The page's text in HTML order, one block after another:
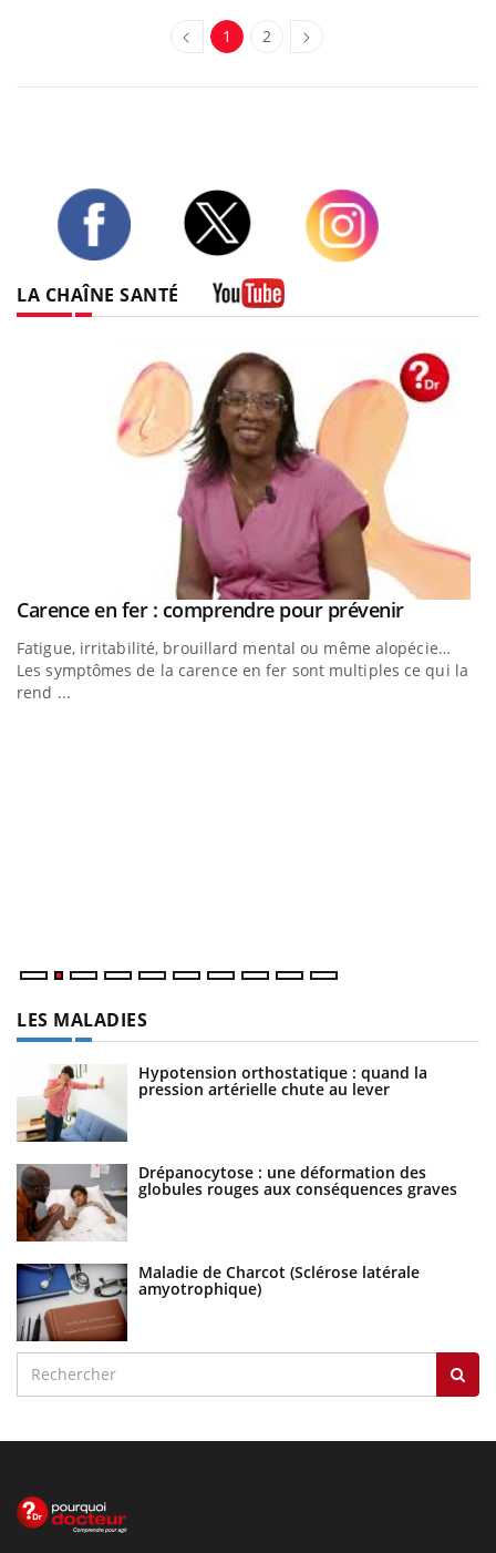
1 2
LA CHAÎNE SANTÉ
Youtube
Carence en fer : comprendre pour prévenirYoutube
Fatigue, irritabilité, brouillard mental ou même alopécie…
Les symptômes de la carence en fer sont multiples ce qui la
rend ...
LES MALADIES
Hypotension orthostatique : quand la
pression artérielle chute au lever
Drépanocytose : une déformation des
globules rouges aux conséquences graves
Maladie de Charcot (Sclérose latérale
amyotrophique)